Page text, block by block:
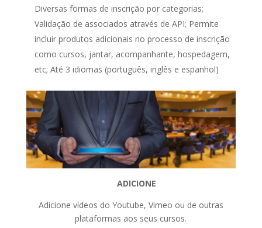
Diversas formas de inscrição por categorias;
Validação de associados através de API; Permite
incluir produtos adicionais no processo de inscrição
como cursos, jantar, acompanhante, hospedagem,
etc; Até 3 idiomas (português, inglês e espanhol)
ADICIONE
Adicione vídeos do Youtube, Vimeo ou de outras
plataformas aos seus cursos.